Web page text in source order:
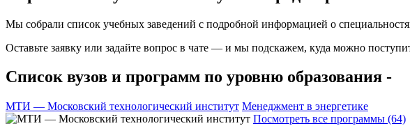
Мы собрали список учебных заведений с подробной информацией о
Оставьте заявку или задайте вопрос в чате — и мы подскажем, куда можно
Список вузов и программ по уровню образования -
МТИ — Московский технологический институт Менеджмент в энергетике
Посмотреть все программы (64)